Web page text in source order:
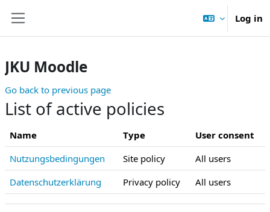
Log in
JKU Moodle
Go back to previous page
List of active policies
Name Type
User consent
Nutzungsbedingungen
Site policy
All users
Datenschutzerklärung
Privacy policy All users